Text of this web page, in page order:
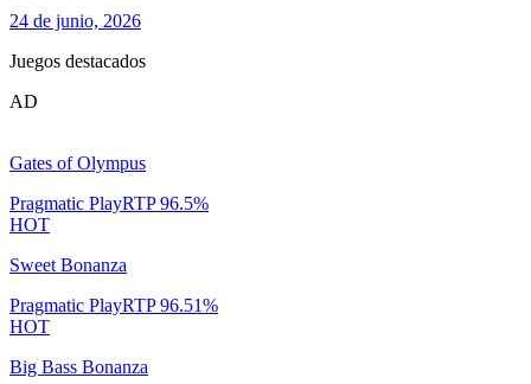
24 de junio, 2026
Juegos destacados
AD
Gates of Olympus
Pragmatic PlayRTP96.5%
HOT
Sweet Bonanza
Pragmatic PlayRTP96.51%
HOT
Big Bass Bonanza